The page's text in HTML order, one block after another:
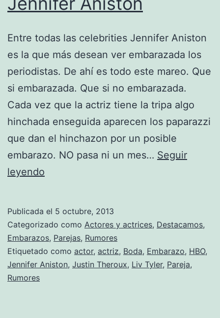
Entre todas las celebrities Jennifer Aniston
es la que más desean ver embarazada los
periodistas. De ahí es todo este mareo. Que
si embarazada. Que si no embarazada.
Cada vez que la actriz tiene la tripa algo
hinchada enseguida aparecen los paparazzi
que dan el hinchazon por un posible
embarazo. NO pasa ni un mes… Seguir
leyendo
(no)embarazo
de
Jennifer
Aniston
Publicada el 5 octubre, 2013
Categorizado como Actores y actrices, Destacamos,
Embarazos, Parejas, Rumores
Etiquetado como actor, actriz, Boda, Embarazo, HBO,
Jennifer Aniston, Justin Theroux, Liv Tyler, Pareja,
Rumores